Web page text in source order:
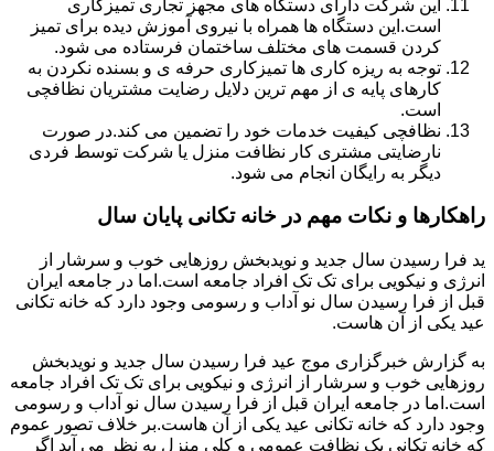
این شرکت دارای دستگاه های مجهز تجاری تمیزکاری
است.این دستگاه ها همراه با نیروی آموزش دیده برای تمیز
کردن قسمت های مختلف ساختمان فرستاده می شود.
توجه به ریزه کاری ها تمیزکاری حرفه ی و بسنده نکردن به
کارهای پایه ی از مهم ترین دلایل رضایت مشتریان نظافچی
است.
نظافچی کیفیت خدمات خود را تضمین می کند.در صورت
نارضایتی مشتری کار نظافت منزل یا شرکت توسط فردی
دیگر به رایگان انجام می شود.
راهکارها و نکات مهم در خانه تکانی پایان سال
ید فرا رسیدن سال جدید و نویدبخش روزهایی خوب و سرشار از
انرژی و نیکویی برای تک تک افراد جامعه است.اما در جامعه ایران
قبل از فرا رسیدن سال نو آداب و رسومی وجود دارد که خانه تکانی
عید یکی از آن هاست.
به گزارش خبرگزاری موج عید فرا رسیدن سال جدید و نویدبخش
روزهایی خوب و سرشار از انرژی و نیکویی برای تک تک افراد جامعه
است.اما در جامعه ایران قبل از فرا رسیدن سال نو آداب و رسومی
وجود دارد که خانه تکانی عید یکی از آن هاست.بر خلاف تصور عموم
که خانه تکانی یک نظافت عمومی و کلی منزل به نظر می آید اگر